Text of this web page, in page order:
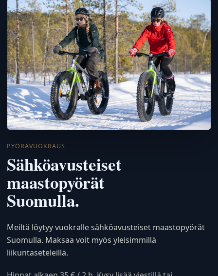
PYÖRÄVUOKRAUS
Sähköavusteiset
maastopyörät
Suomulla.
Meiltä löytyy vuokralle sähköavusteiset maastopyörät
Suomulla. Maksaa voit myös yleisimmillä
liikuntaseteleillä.